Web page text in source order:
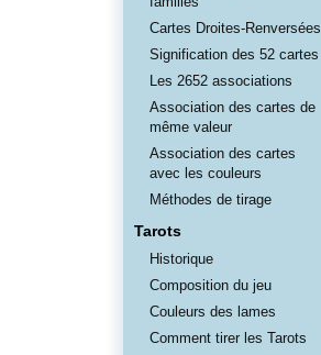
Cartes Droites-Renversées
Signification des 52 cartes
Les 2652 associations
Association des cartes de
même valeur
Association des cartes
avec les couleurs
Méthodes de tirage
Tarots
Historique
Composition du jeu
Couleurs des lames
Comment tirer les Tarots